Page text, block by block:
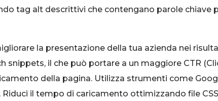
tag alt descrittivi che contengano parole chiave
la presentazione della tua azienda nei
il che può portare a un maggiore CTR
della pagina. Utilizza strumenti come
il tempo di caricamento ottimizzando file